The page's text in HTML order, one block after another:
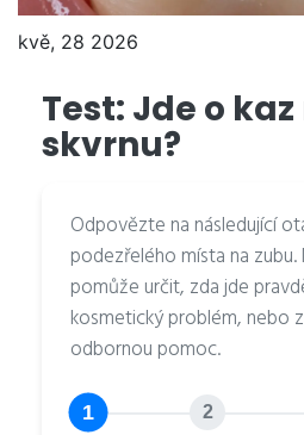
kvě, 28 2026
Test: Jde o
skvrnu?
Odpovězte na následující
podezřelého místa na
pomůže určit, zda jde
kosmetický problém, nebo
odbornou pomoc.
1 2